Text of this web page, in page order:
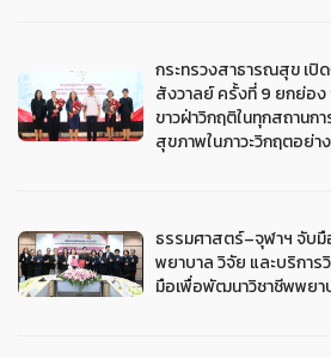
กระทรวงสาธารณสุข เปิ
สังวาลย์ ครั้งที่ 9 ยกย่อง
ขาวฝ่าวิกฤติในทุกสถาน
สุขภาพในภาวะวิกฤตอย่า
ธรรมศาสตร์–จุฬาฯ จับ
พยาบาล วิจัย และบริการ
มือเพื่อพัฒนาวิชาชีพพยา